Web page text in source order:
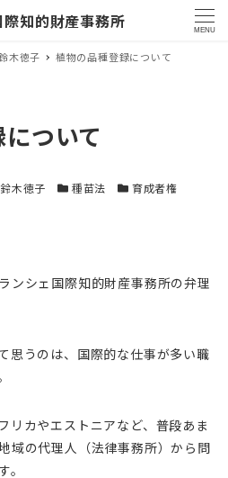
知的財産事務所 MENU
木徳子 植物の品種登録について
ついて
木徳子 カテゴリー
種苗法 カテゴリー
育成者権
ンシェ国際知的財産事務所の弁理
思うのは、国際的な仕事が多い職
リカやエストニアなど、普段あま
域の代理人（法律事務所）から問